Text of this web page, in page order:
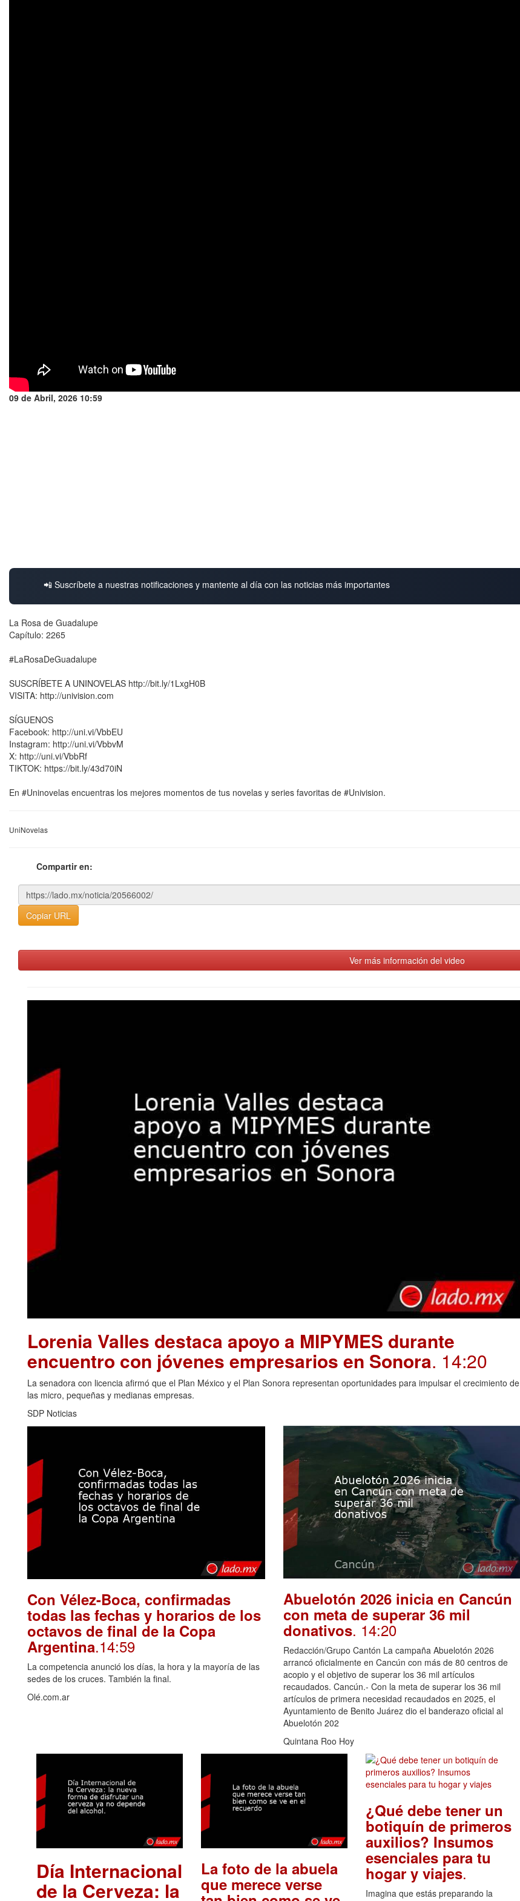
09 de Abril, 2026 10:59
📲 Suscríbete a nuestras notificaciones y mantente al día con las noticias más importantes
La Rosa de Guadalupe
Capítulo: 2265
#LaRosaDeGuadalupe
SUSCRÍBETE A UNINOVELAS http://bit.ly/1LxgH0B
VISITA: http://univision.com
SÍGUENOS
Facebook: http://uni.vi/VbbEU
Instagram: http://uni.vi/VbbvM
X: http://uni.vi/VbbRf
TIKTOK: https://bit.ly/43d70iN
En #Uninovelas encuentras los mejores momentos de tus novelas y series favoritas de #Univision.
UniNovelas
Compartir en:
Copiar URL
Ver más información del video
Lorenia Valles destaca apoyo a MIPYMES durante
encuentro con jóvenes empresarios en Sonora. 14:20
La senadora con licencia afirmó que el Plan México y el Plan Sonora representan oportunidades para impulsar el crecimiento de
las micro, pequeñas y medianas empresas.
SDP Noticias
Con Vélez-Boca, confirmadas
todas las fechas y horarios de los
octavos de final de la Copa
Argentina.14:59
La competencia anunció los días, la hora y la mayoría de las
sedes de los cruces. También la final.
Olé.com.ar
Abuelotón 2026 inicia en Cancún
con meta de superar 36 mil
donativos. 14:20
Redacción/Grupo Cantón La campaña Abuelotón 2026
arrancó oficialmente en Cancún con más de 80 centros de
acopio y el objetivo de superar los 36 mil artículos
recaudados. Cancún.- Con la meta de superar los 36 mil
artículos de primera necesidad recaudados en 2025, el
Ayuntamiento de Benito Juárez dio el banderazo oficial al
Abuelotón 202
Quintana Roo Hoy
Día Internacional
de la Cerveza: la
La foto de la abuela
que merece verse
¿Qué debe tener un
botiquín de primeros
auxilios? Insumos
esenciales para tu
hogar y viajes.
Imagina que estás preparando la